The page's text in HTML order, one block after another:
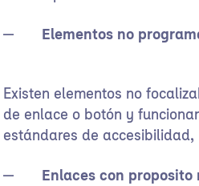
Elementos no
Existen elementos no
de enlace o botón y
estándares de
Enlaces con proposito